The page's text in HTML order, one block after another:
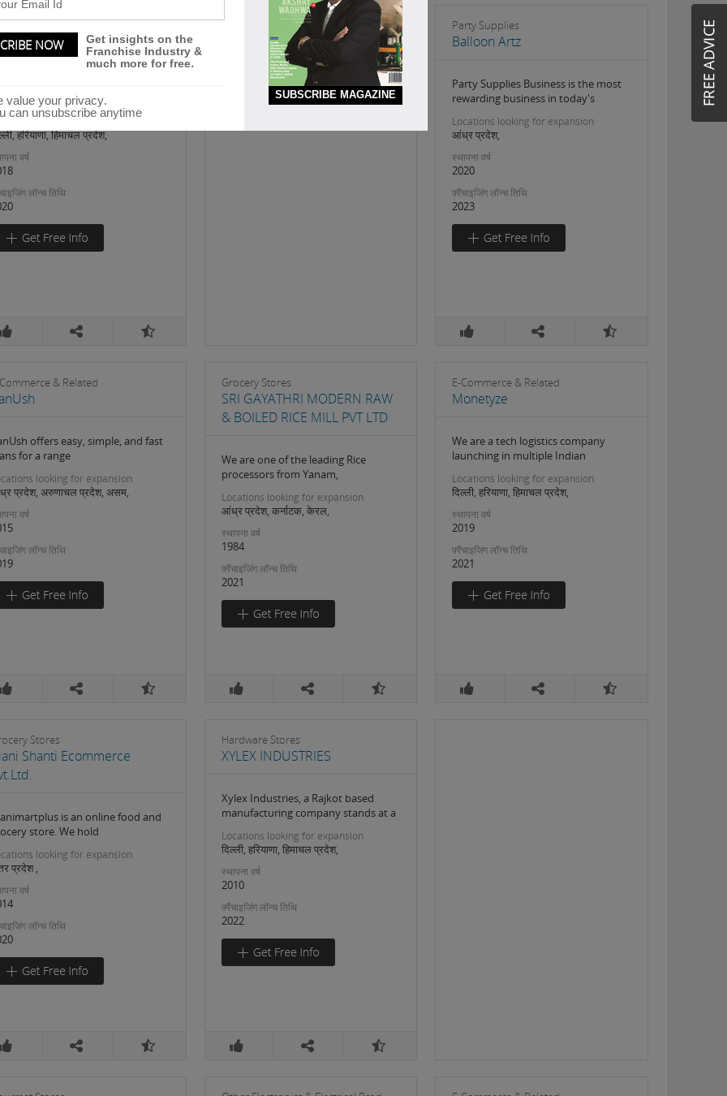
F&V Stores
Agritech Pvt Ltd
needs, fresh fruits &
looking for expansion
हरियाणा, हिमाचल प्रदेश,
वर्ष
लॉन्च तिथि
Party Supplies
Balloon Artz
Party Supplies Business is the most
rewarding business in today's
Locations looking for expansion
आंध्र प्रदेश,
स्थापना वर्ष
2020
फ़्रैंचाइजिंग लॉन्च तिथि
2023
& Related
offers easy, simple, and fast
for a range
looking for expansion
प्रदेश, अरुणाचल प्रदेश, असम,
वर्ष
लॉन्च तिथि
Grocery Stores
SRI GAYATHRI MODERN RAW
& BOILED RICE MILL PVT LTD
We are one of the leading Rice
processors from Yanam,
Locations looking for expansion
आंध्र प्रदेश, कर्नाटक, केरल,
स्थापना वर्ष
1984
फ़्रैंचाइजिंग लॉन्च तिथि
2021
E-Commerce & Related
Monetyze
We are a tech logistics company
launching in multiple Indian
Locations looking for expansion
दिल्ली, हरियाणा, हिमाचल प्रदेश,
स्थापना वर्ष
2019
फ़्रैंचाइजिंग लॉन्च तिथि
2021
Stores
Shanti Ecommerce
is an online food and
store. We hold
looking for expansion
प्रदेश ,
वर्ष
लॉन्च तिथि
Hardware Stores
XYLEX INDUSTRIES
Xylex Industries, a Rajkot based
manufacturing company stands at a
Locations looking for expansion
दिल्ली, हरियाणा, हिमाचल प्रदेश,
स्थापना वर्ष
2010
फ़्रैंचाइजिंग लॉन्च तिथि
2022
Get insights on the
Franchise Industry &
much more for free.
value your privacy.
can unsubscribe anytime
SUBSCRIBE MAGAZINE